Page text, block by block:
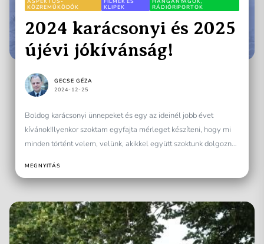
KÖZREMŰKÖDŐK
KLIPEK
RÁDIÓRIPORTOK
2024 karácsonyi és 2025
újévi jókívánság!
GECSE GÉZA
2024-12-25
Boldog karácsonyi ünnepeket és egy az ideinél jobb évet
kívánok!Ilyenkor szoktam egyfajta mérleget készíteni, hogy mi
minden történt velem, velünk, akikkel együtt szoktunk dolgozni.
MEGNYITÁS